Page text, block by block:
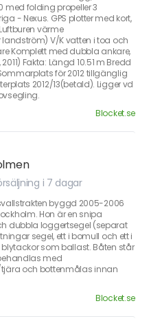
med folding propeller 3
- Nexus. GPS plotter med kort,
värme
V/K vatten i toa och
Komplett med dubbla ankare,
Fakta: Längd 10.51 m Bredd
för 2012 tillgänglig
2012/13(betald). Ligger vd
Blocket.se
i 7 dagar
byggd 2005-2006
Hon är en snipa
dubbla loggertsegel (separat
segel, ett i bomull och ett i
som ballast. Båten står
med
och bottenmålas innan
Blocket.se